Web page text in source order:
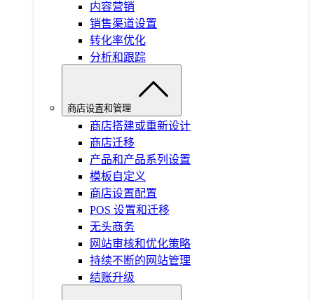
内容营销
销售渠道设置
转化率优化
分析和跟踪
商店设置和管理
商店搭建或重新设计
商店迁移
产品和产品系列设置
模板自定义
商店设置配置
POS 设置和迁移
无头商务
网站审核和优化策略
持续不断的网站管理
结账升级